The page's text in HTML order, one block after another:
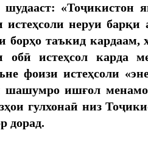
«Тоҷикистон
истеҳсоли неруи барқи
борҳо таъкид кардаам,
обӣ истеҳсол карда
фоизи истеҳсоли
шашумро ишғол
гулхонаӣ низ
дорад.